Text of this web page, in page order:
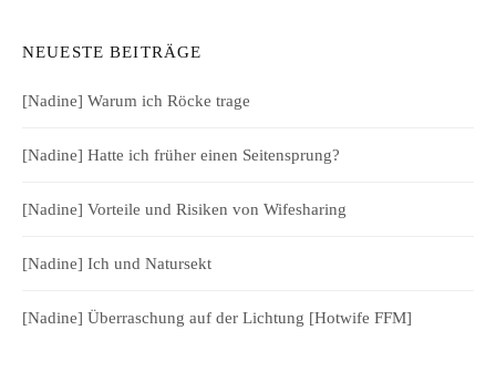
NEUESTE BEITRÄGE
[Nadine] Warum ich Röcke trage
[Nadine] Hatte ich früher einen Seitensprung?
[Nadine] Vorteile und Risiken von Wifesharing
[Nadine] Ich und Natursekt
[Nadine] Überraschung auf der Lichtung [Hotwife FFM]